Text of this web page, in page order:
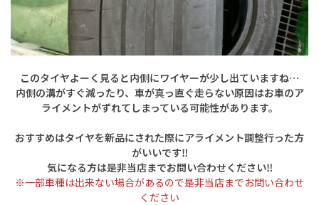
このタイヤよーく見ると内側にワイヤーが少し出ていますね…
内側の溝がすぐ減ったり、車が真っ直ぐ走らない原因はお車のア
ライメントがずれてしまっている可能性があります。
おすすめはタイヤを新品にされた際にアライメント調整行った方
がいいです‼
気になる方は是非当店までお問い合わせください‼
※一部車種は出来ない場合があるので是非当店までお問い合わせ
ください